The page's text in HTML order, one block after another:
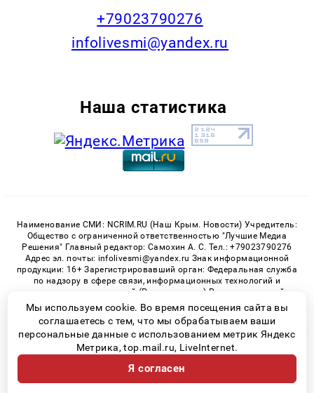
+79023790276
infolivesmi@yandex.ru
Наша статистика
Наименование СМИ: NCRIM.RU (Наш Крым. Новости) Учредитель:
Общество с ограниченной ответственностью "Лучшие Медиа
Решения" Главный редактор: Самохин А. С. Тел.: +79023790276
Адрес эл. почты: infolivesmi@yandex.ru Знак информационной
продукции: 16+ Зарегистрировавший орган: Федеральная служба
по надзору в сфере связи, информационных технологий и
массовых коммуникаций (Роскомнадзор) Регистрационный
номер СМИ ЭЛ № ФС 77 - 81150 от 02.06.2021
© 2026 «nCrim.ru» | Все права защищены
Возрастная категория сайта 16+
Политика конфиденциальности
Мы используем cookie. Во время посещения сайта вы
соглашаетесь с тем, что мы обрабатываем ваши
персональные данные с использованием метрик Яндекс
Метрика, top.mail.ru, LiveInternet.
Я согласен